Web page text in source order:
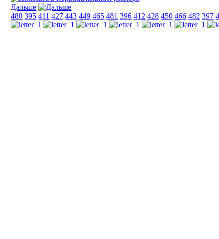
Дальше
480 395 411 427 443 449 465 481 396 412 428 450 466 482 397